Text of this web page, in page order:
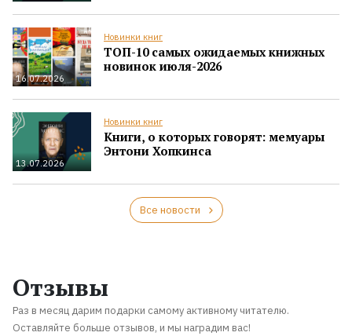
16.07.2026
Новинки книг
ТОП-10 самых ожидаемых книжных
новинок июля-2026
13.07.2026
Новинки книг
Книги, о которых говорят: мемуары
Энтони Хопкинса
Все новости
Отзывы
Раз в месяц дарим подарки самому активному читателю.
Оставляйте больше отзывов, и мы наградим вас!